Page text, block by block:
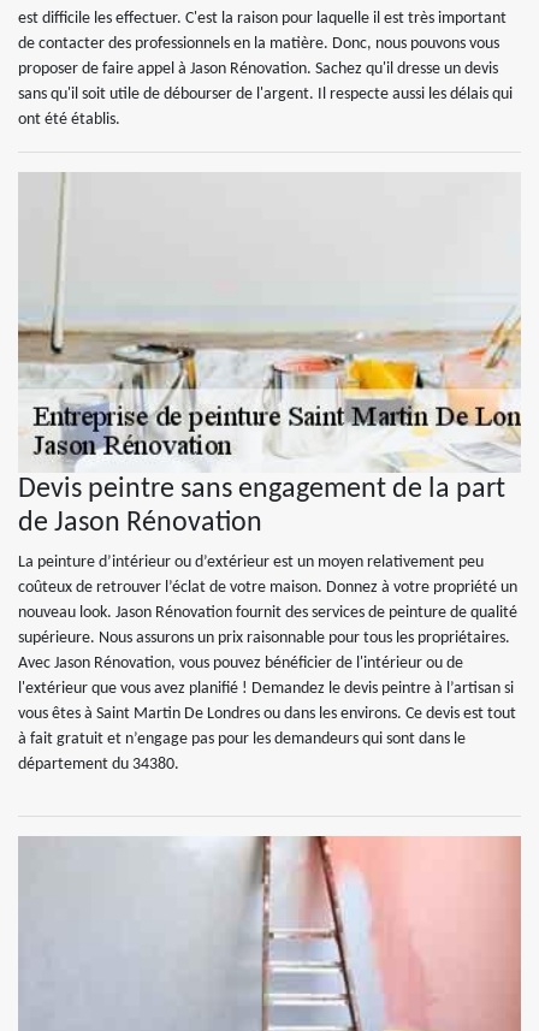
est difficile les effectuer. C'est la raison pour laquelle il est très important
de contacter des professionnels en la matière. Donc, nous pouvons vous
proposer de faire appel à Jason Rénovation. Sachez qu'il dresse un devis
sans qu'il soit utile de débourser de l'argent. Il respecte aussi les délais qui
ont été établis.
Devis peintre sans engagement de la part
de Jason Rénovation
La peinture d’intérieur ou d’extérieur est un moyen relativement peu
coûteux de retrouver l’éclat de votre maison. Donnez à votre propriété un
nouveau look. Jason Rénovation fournit des services de peinture de qualité
supérieure. Nous assurons un prix raisonnable pour tous les propriétaires.
Avec Jason Rénovation, vous pouvez bénéficier de l'intérieur ou de
l'extérieur que vous avez planifié ! Demandez le devis peintre à l’artisan si
vous êtes à Saint Martin De Londres ou dans les environs. Ce devis est tout
à fait gratuit et n’engage pas pour les demandeurs qui sont dans le
département du 34380.